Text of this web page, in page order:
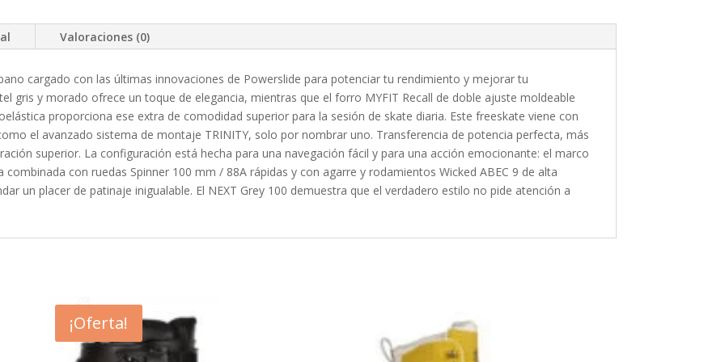
Valoraciones (0)
cargado con las últimas innovaciones de Powerslide para potenciar tu rendimiento y mejorar tu
gris y morado ofrece un toque de elegancia, mientras que el forro MYFIT Recall de doble ajuste moldeable
proporciona ese extra de comodidad superior para la sesión de skate diaria. Este freeskate viene con
el avanzado sistema de montaje TRINITY, solo por nombrar uno. Transferencia de potencia perfecta, más
superior. La configuración está hecha para una navegación fácil y para una acción emocionante: el marco
con ruedas Spinner 100 mm / 88A rápidas y con agarre y rodamientos Wicked ABEC 9 de alta
un placer de patinaje inigualable. El NEXT Grey 100 demuestra que el verdadero estilo no pide atención a
¡Oferta!